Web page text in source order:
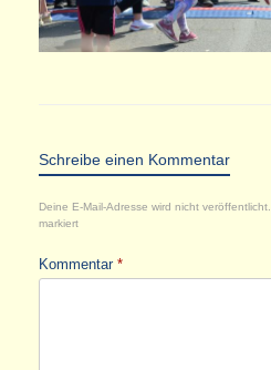
Schreibe einen Kommentar
Deine E-Mail-Adresse wird nicht veröffentlicht.
markiert
Kommentar *